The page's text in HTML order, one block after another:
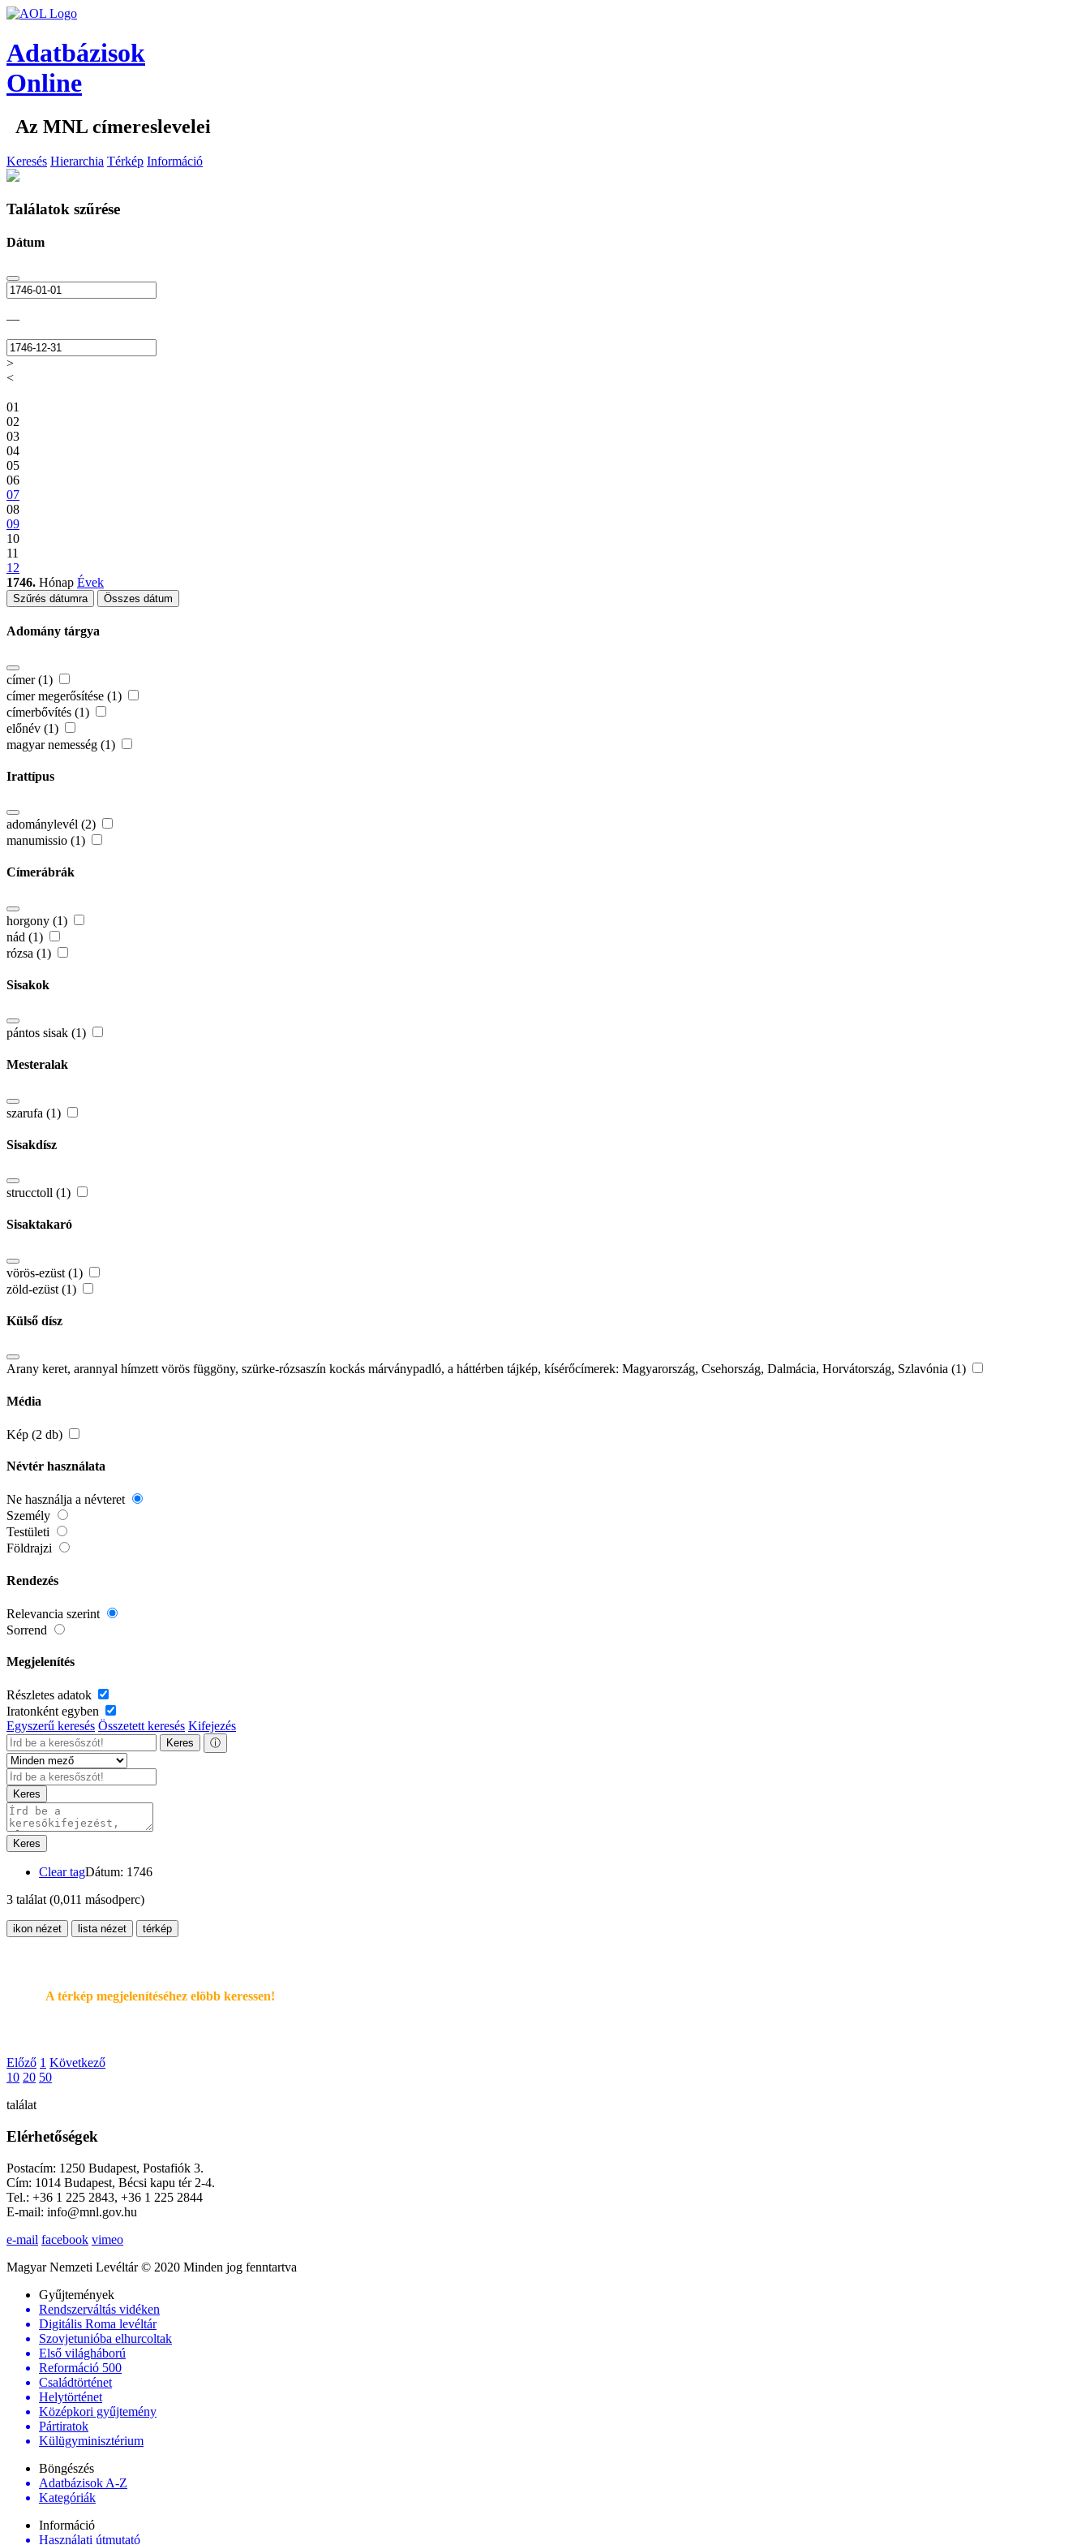
Adatbázisok
Online
Az MNL címereslevelei
Keresés Hierarchia Térkép Információ
Találatok szűrése
Dátum
—
>
<
01
02
03
04
05
06
07
08
09
10
11
12
1746. Hónap Évek
Szűrés dátumra Összes dátum
Adomány tárgya
címer (1)
címer megerősítése (1)
címerbővítés (1)
előnév (1)
magyar nemesség (1)
Irattípus
adománylevél (2)
manumissio (1)
Címerábrák
horgony (1)
nád (1)
rózsa (1)
Sisakok
pántos sisak (1)
Mesteralak
szarufa (1)
Sisakdísz
strucctoll (1)
Sisaktakaró
vörös-ezüst (1)
zöld-ezüst (1)
Külső dísz
Arany keret, arannyal hímzett vörös függöny, szürke-rózsaszín kockás márványpadló, a háttérben tájkép, kísérőcímerek: Magyarország, Csehország, Dalmácia, Horvátország, Szlavónia (1)
Média
Kép (2 db)
Névtér használata
Ne használja a névteret
Személy
Testületi
Földrajzi
Rendezés
Relevancia szerint
Sorrend
Megjelenítés
Részletes adatok
Iratonként egyben
Egyszerű keresés Összetett keresés Kifejezés
Keres ⓘ
Keres
Keres
Clear tagDátum: 1746
3 találat(0,011 másodperc)
ikon nézet lista nézet térkép
A térkép megjelenítéséhez elöbb keressen!
Előző 1 Következő
10 20 50
találat
Elérhetőségek
Postacím: 1250 Budapest, Postafiók 3.
Cím: 1014 Budapest, Bécsi kapu tér 2-4.
Tel.: +36 1 225 2843, +36 1 225 2844
E-mail: info@mnl.gov.hu
e-mail facebook vimeo
Magyar Nemzeti Levéltár © 2020 Minden jog fenntartva
Gyűjtemények
Rendszerváltás vidéken
Digitális Roma levéltár
Szovjetunióba elhurcoltak
Első világháború
Reformáció 500
Családtörténet
Helytörténet
Középkori gyűjtemény
Pártiratok
Külügyminisztérium
Böngészés
Adatbázisok A-Z
Kategóriák
Információ
Használati útmutató